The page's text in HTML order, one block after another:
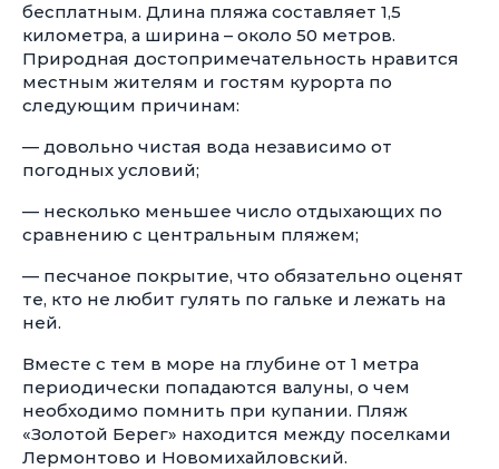
бесплатным. Длина пляжа составляет 1,5
километра, а ширина – около 50 метров.
Природная достопримечательность нравится
местным жителям и гостям курорта по
следующим причинам:
— довольно чистая вода независимо от
погодных условий;
— несколько меньшее число отдыхающих по
сравнению с центральным пляжем;
— песчаное покрытие, что обязательно оценят
те, кто не любит гулять по гальке и лежать на
ней.
Вместе с тем в море на глубине от 1 метра
периодически попадаются валуны, о чем
необходимо помнить при купании. Пляж
«Золотой Берег» находится между поселками
Лермонтово и Новомихайловский.